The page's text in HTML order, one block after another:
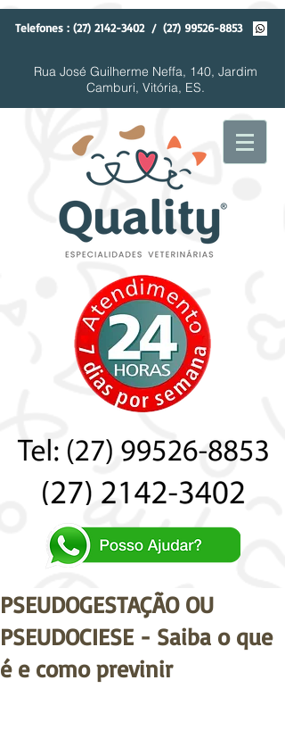
Telefones : (27) 2142-3402/ (27) 99526-8853
Rua José Guilherme Neffa, 140, Jardim
Camburi, Vitória, ES.
PSEUDOGESTAÇÃO OU
PSEUDOCIESE - Saiba o que
é e como previnir